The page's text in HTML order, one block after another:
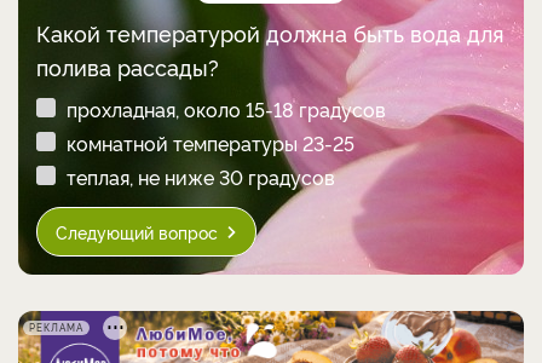
Какой температурой должна быть вода для
полива рассады?
прохладная, около 15-18 градусов
комнатной температуры 23-25
теплая, не ниже 30 градусов
Следующий вопрос
РЕКЛАМА